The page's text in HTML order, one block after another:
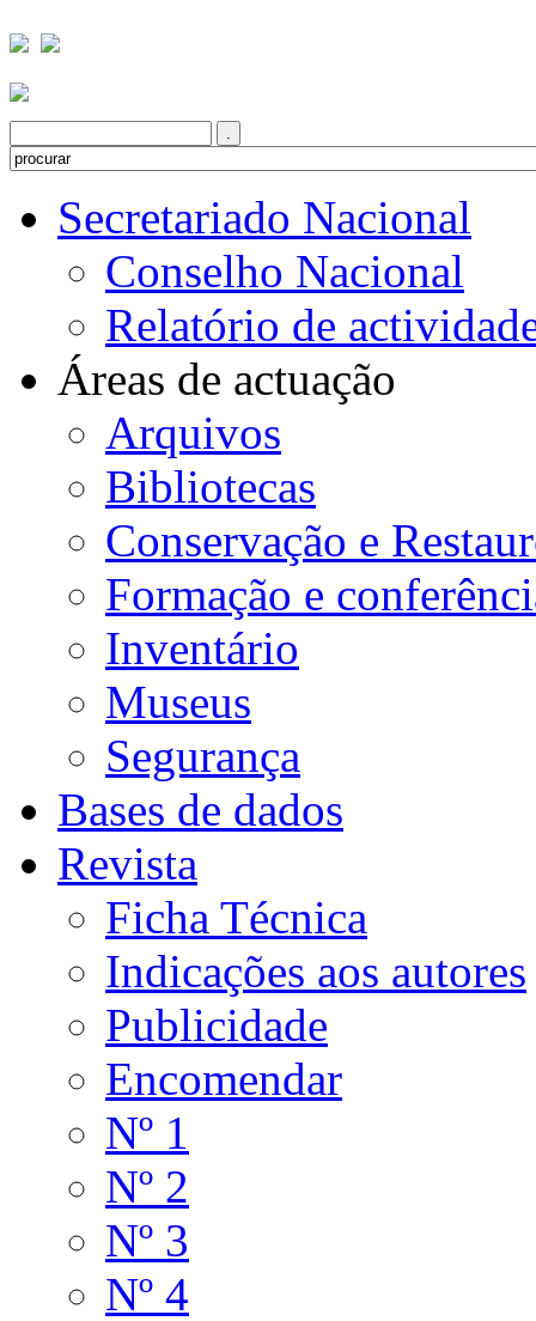
Secretariado Nacional
Conselho Nacional
Relatório de
Áreas de actuação
Arquivos
Bibliotecas
Conservação e
Formação e
Inventário
Museus
Segurança
Bases de dados
Revista
Ficha Técnica
Indicações aos autores
Publicidade
Encomendar
Nº 1
Nº 2
Nº 3
Nº 4